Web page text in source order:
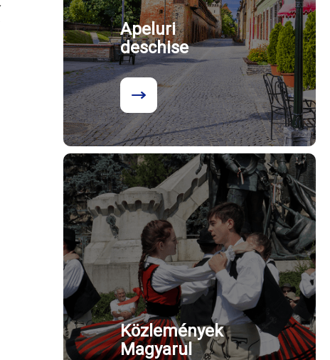
Apeluri
deschise
Közlemények
Magyarul